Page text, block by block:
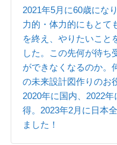
2021年5月に60歳にな
力的・体力的にもとて
を終え、やりたいこと
した。この先何が待ち
ができなくなるのか。
の未来設計図作りのお
2020年に国内、2022
得。2023年2月に日本
ました！